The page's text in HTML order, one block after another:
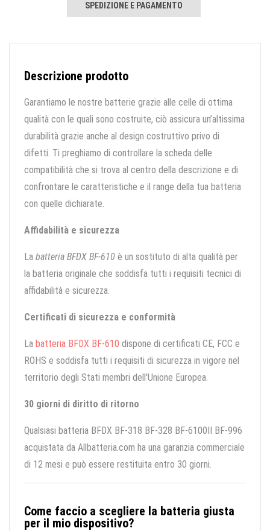
SPEDIZIONE E PAGAMENTO
Descrizione prodotto
Garantiamo le nostre batterie grazie alle celle di ottima
qualità con le quali sono costruite, ciò assicura un’altissima
durabilità grazie anche al design costruttivo privo di
difetti. Ti preghiamo di controllare la scheda delle
compatibilità che si trova al centro della descrizione e di
confrontare le caratteristiche e il range della tua batteria
con quelle dichiarate.
Affidabilità e sicurezza
La batteria BFDX BF-610 è un sostituto di alta qualità per
la batteria originale che soddisfa tutti i requisiti tecnici di
affidabilità e sicurezza.
Certificati di sicurezza e conformità
La batteria BFDX BF-610 dispone di certificati CE, FCC e
ROHS e soddisfa tutti i requisiti di sicurezza in vigore nel
territorio degli Stati membri dell'Unione Europea.
30 giorni di diritto di ritorno
Qualsiasi batteria BFDX BF-318 BF-328 BF-6100II BF-996
acquistata da Allbatteria.com ha una garanzia commerciale
di 12 mesi e può essere restituita entro 30 giorni.
Come faccio a scegliere la batteria giusta
per il mio dispositivo?